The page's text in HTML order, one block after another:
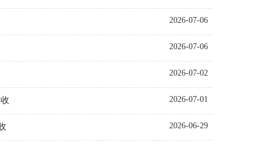
2026-07-06
2026-07-06
2026-07-02
2026-07-01
2026-06-29